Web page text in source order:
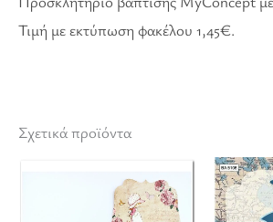
Τιμή με εκτύπωση φακέλου 1,45€.
Σχετικά προϊόντα